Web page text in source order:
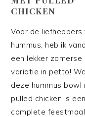
CHICKEN
Voor de liefhebbers
hummus, heb ik
een lekker zomerse
variatie in petto!
deze hummus bowl
pulled chicken is een
complete